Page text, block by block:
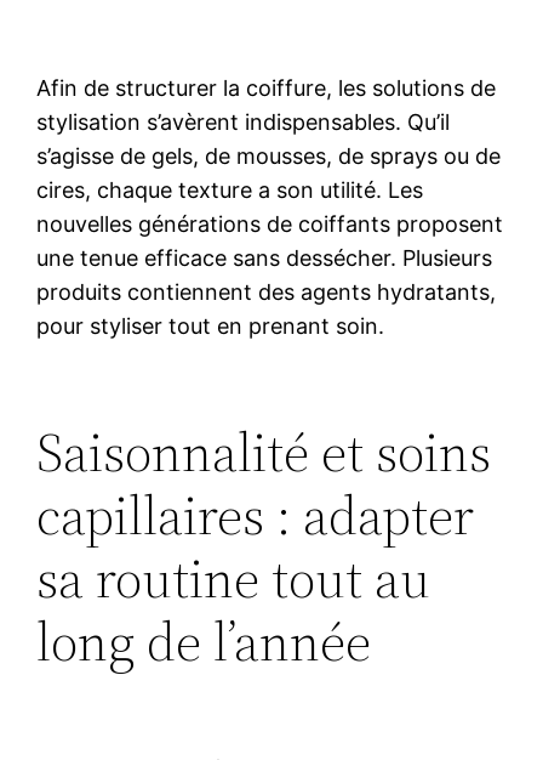
Afin de structurer la coiffure, les solutions de
stylisation s’avèrent indispensables. Qu’il
s’agisse de gels, de mousses, de sprays ou de
cires, chaque texture a son utilité. Les
nouvelles générations de coiffants proposent
une tenue efficace sans dessécher. Plusieurs
produits contiennent des agents hydratants,
pour styliser tout en prenant soin.
Saisonnalité et soins
capillaires : adapter
sa routine tout au
long de l’année